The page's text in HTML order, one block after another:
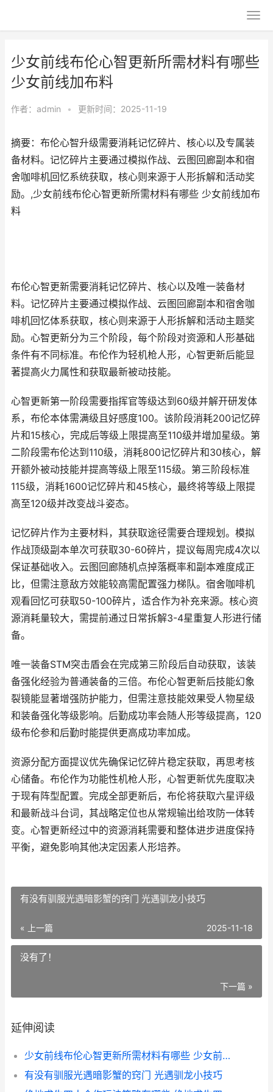
少女前线布伦心智更新所需材料有哪些
少女前线加布料
作者： admin • 更新时间：2025-11-19
摘要：布伦心智升级需要消耗记忆碎片、核心以及专属装
备材料。记忆碎片主要通过模拟作战、云图回廊副本和宿
舍咖啡机回忆系统获取，核心则来源于人形拆解和活动奖
励。,少女前线布伦心智更新所需材料有哪些 少女前线加布
料
布伦心智更新需要消耗记忆碎片、核心以及唯一装备材
料。记忆碎片主要通过模拟作战、云图回廊副本和宿舍咖
啡机回忆体系获取，核心则来源于人形拆解和活动主题奖
励。心智更新分为三个阶段，每个阶段对资源和人形基础
条件有不同标准。布伦作为轻机枪人形，心智更新后能显
著提高火力属性和获取最新被动技能。
心智更新第一阶段需要指挥官等级达到60级并解开研发体
系，布伦本体需满级且好感度100。该阶段消耗200记忆碎
片和15核心，完成后等级上限提高至110级并增加星级。第
二阶段需布伦达到110级，消耗800记忆碎片和30核心，解
开额外被动技能并提高等级上限至115级。第三阶段标准
115级，消耗1600记忆碎片和45核心，最终将等级上限提
高至120级并改变战斗姿态。
记忆碎片作为主要材料，其获取途径需要合理规划。模拟
作战顶级副本单次可获取30-60碎片，提议每周完成4次以
保证基础收入。云图回廊随机点掉落概率和副本难度成正
比，但需注意敌方效能较高需配置强力梯队。宿舍咖啡机
观看回忆可获取50-100碎片，适合作为补充来源。核心资
源消耗量较大，需提前通过日常拆解3-4星重复人形进行储
备。
唯一装备STM突击盾会在完成第三阶段后自动获取，该装
备强化经验为普通装备的三倍。布伦心智更新后技能幻象
裂镜能显著增强防护能力，但需注意技能效果受人物星级
和装备强化等级影响。后勤成功率会随人形等级提高，120
级布伦参和后勤时能提供更高成功率加成。
资源分配方面提议优先确保记忆碎片稳定获取，再思考核
心储备。布伦作为功能性机枪人形，心智更新优先度取决
于现有阵型配置。完成全部更新后，布伦将获取六星评级
和最新战斗台词，其战略定位也从常规输出给攻防一体转
变。心智更新经过中的资源消耗需要和整体进步进度保持
平衡，避免影响其他决定因素人形培养。
有没有驯服光遇暗影蟹的窍门 光遇驯龙小技巧
« 上一篇 2025-11-18
没有了！
下一篇 »
延伸阅读
少女前线布伦心智更新所需材料有哪些 少女前线加布料
有没有驯服光遇暗影蟹的窍门 光遇驯龙小技巧